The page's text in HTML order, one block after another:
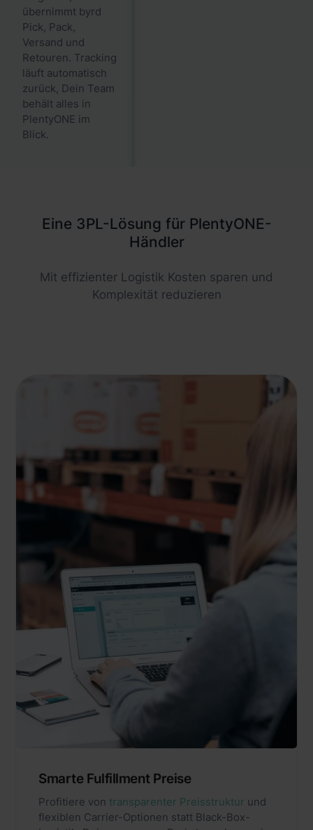
übernimmt byrd
Pick, Pack,
Versand und
Retouren. Tracking
läuft automatisch
zurück, Dein Team
behält alles in
PlentyONE im
Blick.
Eine 3PL-Lösung für PlentyONE-
Händler
Mit effizienter Logistik Kosten sparen und
Komplexität reduzieren
Smarte Fulfillment Preise
Profitiere von transparenter Preisstruktur und
flexiblen Carrier-Optionen statt Black-Box-